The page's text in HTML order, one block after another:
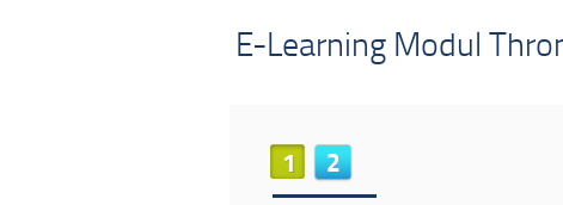
E-Learning Modul
1 2